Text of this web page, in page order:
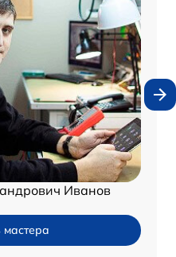
Иванов
мастера